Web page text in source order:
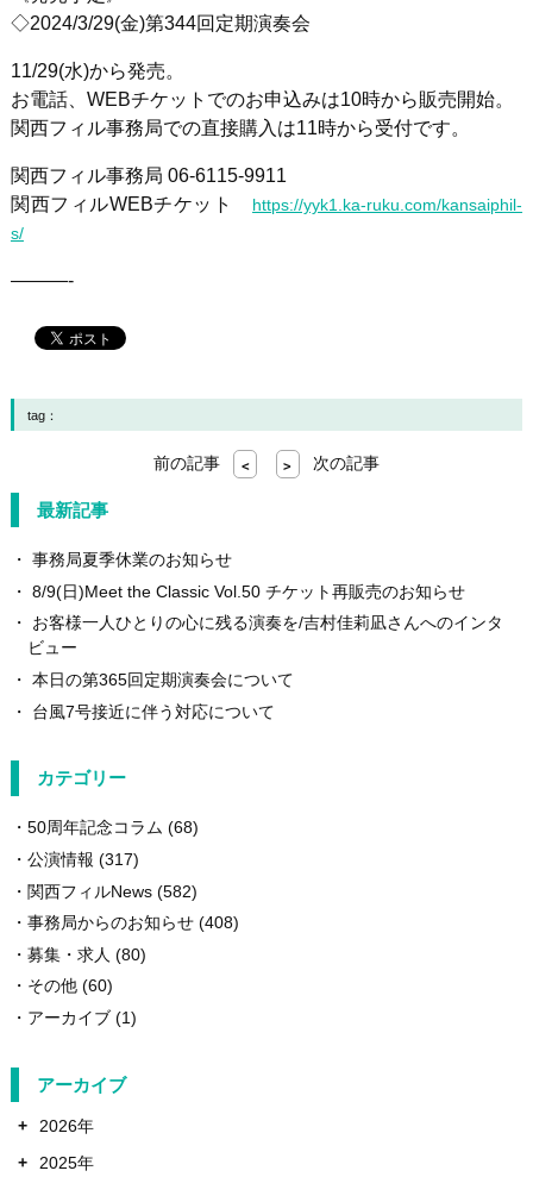
◇2024/3/29(金)第344回定期演奏会
11/29(水)から発売。
お電話、WEBチケットでのお申込みは10時から販売開始。
関西フィル事務局での直接購入は11時から受付です。
関西フィル事務局 06-6115-9911
関西フィルWEBチケット https://yyk1.ka-ruku.com/kansaiphil-
s/
———-
tag：
前の記事 < > 次の記事
最新記事
事務局夏季休業のお知らせ
8/9(日)Meet the Classic Vol.50 チケット再販売のお知らせ
お客様一人ひとりの心に残る演奏を/吉村佳莉凪さんへのインタ
ビュー
本日の第365回定期演奏会について
台風7号接近に伴う対応について
カテゴリー
50周年記念コラム (68)
公演情報 (317)
関西フィルNews(582)
事務局からのお知らせ(408)
募集・求人 (80)
その他(60)
アーカイブ(1)
アーカイブ
+
2026年
+
2025年